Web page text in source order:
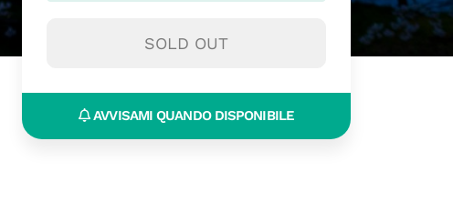
SOLD OUT
AVVISAMI QUANDO DISPONIBILE